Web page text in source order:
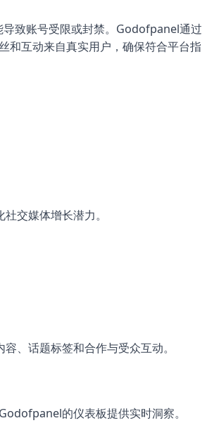
致账号受限或封禁。Godofpanel通过
和互动来自真实用户，确保符合平台指
交媒体增长潜力。
、话题标签和合作与受众互动。
的仪表板提供实时洞察。